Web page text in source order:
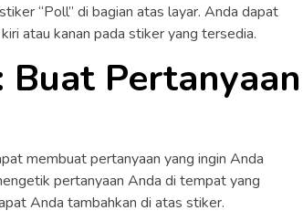
“Poll” di bagian atas layar. Anda dapat
atau kanan pada stiker yang tersedia.
Buat Pertanyaan
membuat pertanyaan yang ingin Anda
pertanyaan Anda di tempat yang
Anda tambahkan di atas stiker.